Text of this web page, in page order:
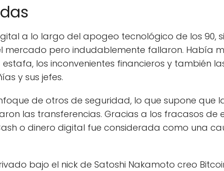
a lo largo del apogeo tecnológico de los 90,
mercado pero indudablemente fallaron. Había
los inconvenientes financieros y también
y sus jefes.
de otros de seguridad, lo que supone que
las transferencias. Gracias a los fracasos de
o dinero digital fue considerada como una
bajo el nick de Satoshi Nakamoto creo